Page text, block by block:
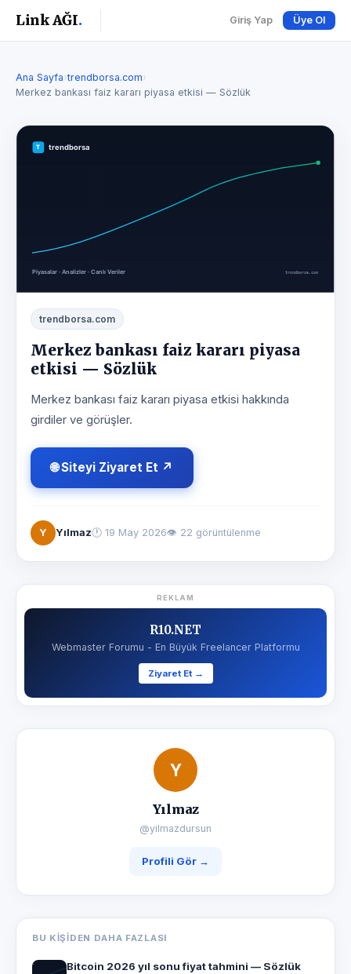
Link AĞI. Giriş Yap Üye Ol
Ana Sayfa›trendborsa.com›
Merkez bankası faiz kararı piyasa etkisi — Sözlük
trendborsa.com
Merkez bankası faiz kararı piyasa
etkisi — Sözlük
Merkez bankası faiz kararı piyasa etkisi hakkında
girdiler ve görüşler.
🌐 Siteyi Ziyaret Et ↗
Y Yılmaz🕐 19 May 2026👁 22 görüntülenme
REKLAM
R10.NET
Webmaster Forumu - En Büyük Freelancer Platformu
Ziyaret Et →
Y
Yılmaz
@yilmazdursun
Profili Gör →
BU KIŞIDEN DAHA FAZLASI
Bitcoin 2026 yıl sonu fiyat tahmini — Sözlük